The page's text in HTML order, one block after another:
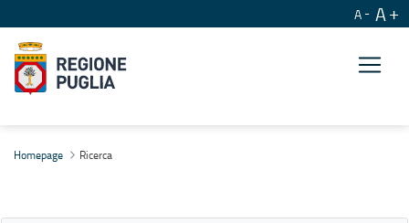
A A
Homepage Ricerca